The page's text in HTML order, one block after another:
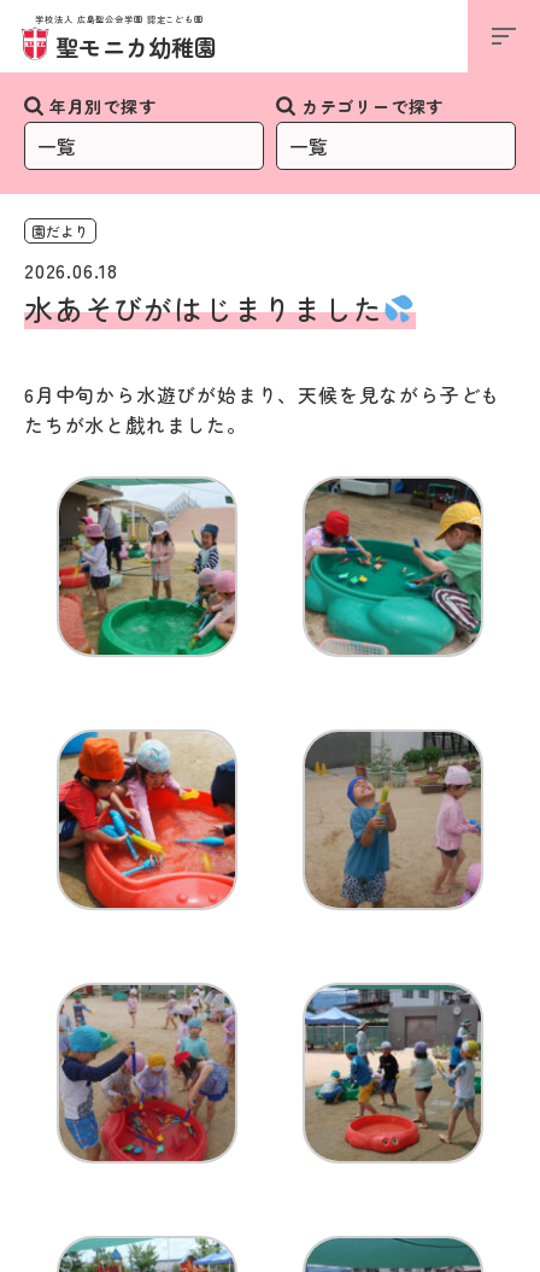
学校法人 広島聖公会学園 認定こども園
聖モニカ幼稚園
年月別で探す カテゴリーで探す
園だより
2026.06.18
水あそびがはじまりました
6月中旬から水遊びが始まり、天候を見ながら子ども
たちが水と戯れました。